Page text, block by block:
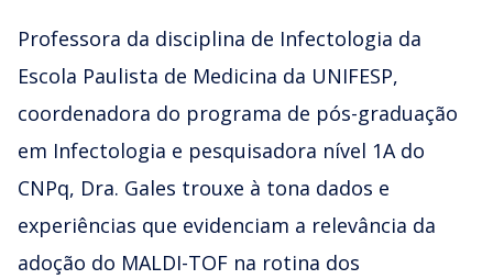
Professora da disciplina de Infectologia da
Escola Paulista de Medicina da UNIFESP,
coordenadora do programa de pós-graduação
em Infectologia e pesquisadora nível 1A do
CNPq, Dra. Gales trouxe à tona dados e
experiências que evidenciam a relevância da
adoção do MALDI-TOF na rotina dos